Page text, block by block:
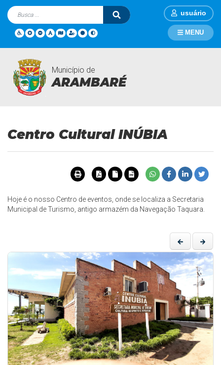
usuário
Município de
ARAMBARÉ
MENU
Turismo Página Inicial
Centro Cultural INÚBIA
Hoje é o nosso Centro de eventos, onde se localiza a Secretaria
Municipal de Turismo, antigo armazém da Navegação Taquara.